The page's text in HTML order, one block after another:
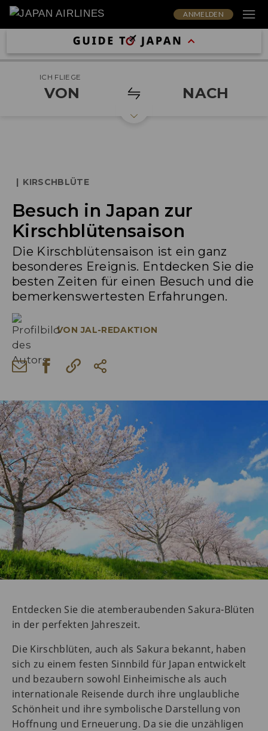
ANMELDEN
ICH FLIEGE
VON NACH
| KIRSCHBLÜTE
Besuch in Japan zur
Kirschblütensaison
Die Kirschblütensaison ist ein ganz
besonderes Ereignis. Entdecken Sie die
besten Zeiten für einen Besuch und die
bemerkenswertesten Erfahrungen.
VON JAL-REDAKTION
Entdecken Sie die atemberaubenden Sakura-Blüten
in der perfekten Jahreszeit.
Die Kirschblüten, auch als Sakura bekannt, haben
sich zu einem festen Sinnbild für Japan entwickelt
und bezaubern sowohl Einheimische als auch
internationale Reisende durch ihre unglaubliche
Schönheit und ihre symbolische Darstellung von
Hoffnung und Erneuerung. Da sie die unzähligen